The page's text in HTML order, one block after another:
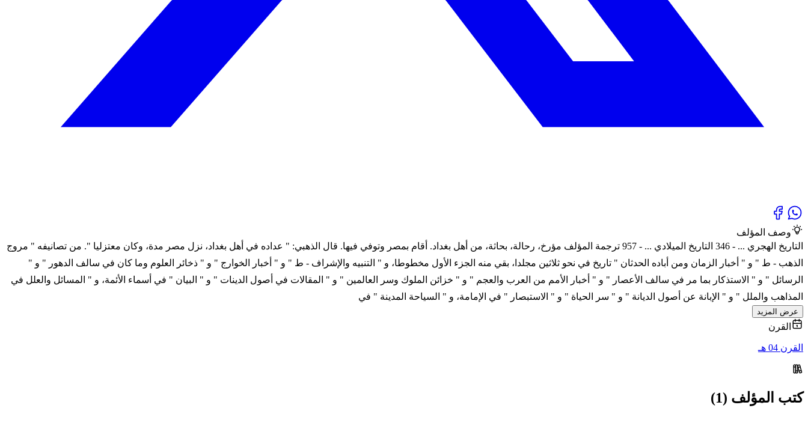
وصف المؤلف
التاريخ الهجري ... - 346 التاريخ الميلادي ... - 957 ترجمة المؤلف مؤرخ، رحالة، بحاثة، من أهل بغداد. أقام بمصر وتوفي فيها. قال الذهبي: " عداده في أهل بغداد، نزل مصر مدة، وكان معتزليا ". من تصانيفه " مروج
الذهب - ط " و " أخبار الزمان ومن أباده الحدثان " تاريخ في نحو ثلاثين مجلدا، بقي منه الجزء الأول مخطوطا، و " التنبيه والإشراف - ط " و " أخبار الخوارج " و " ذخائر العلوم وما كان في سالف الدهور " و "
الرسائل " و " الاستذكار بما مر في سالف الأعصار " و " أخبار الأمم من العرب والعجم " و " خزائن الملوك وسر العالمين " و " المقالات في أصول الدينات " و " البيان " في أسماء الأئمة، و " المسائل والعلل في
المذاهب والملل " و " الإبانة عن أصول الديانة " و " سر الحياة " و " الاستبصار " في الإمامة، و " السياحة المدينة " في
عرض المزيد
القرن
القرن 04 هـ
كتب المؤلف (1)